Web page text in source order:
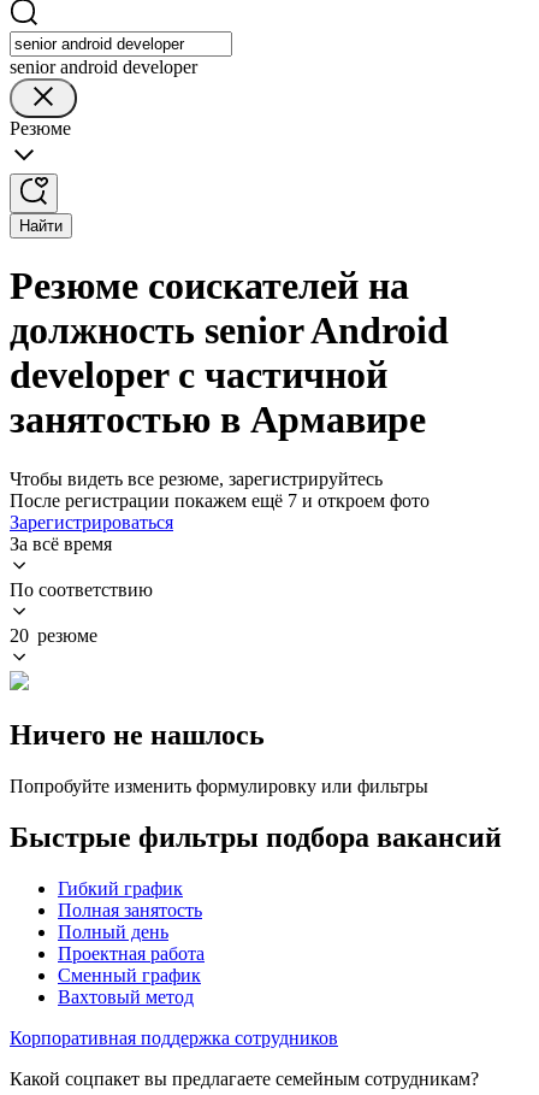
senior android developer
Резюме
Найти
Резюме соискателей на
должность senior Android
developer с частичной
занятостью в Армавире
Чтобы видеть все резюме, зарегистрируйтесь
После регистрации покажем ещё 7 и откроем фото
Зарегистрироваться
За всё время
По соответствию
20 резюме
Ничего не нашлось
Попробуйте изменить формулировку или фильтры
Быстрые фильтры подбора вакансий
Гибкий график
Полная занятость
Полный день
Проектная работа
Сменный график
Вахтовый метод
Корпоративная поддержка сотрудников
Какой соцпакет вы предлагаете семейным сотрудникам?